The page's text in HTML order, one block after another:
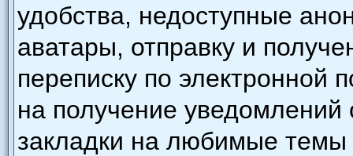
удобства, недоступные
аватары, отправку и
переписку по электронной
на получение
закладки на любимые темы